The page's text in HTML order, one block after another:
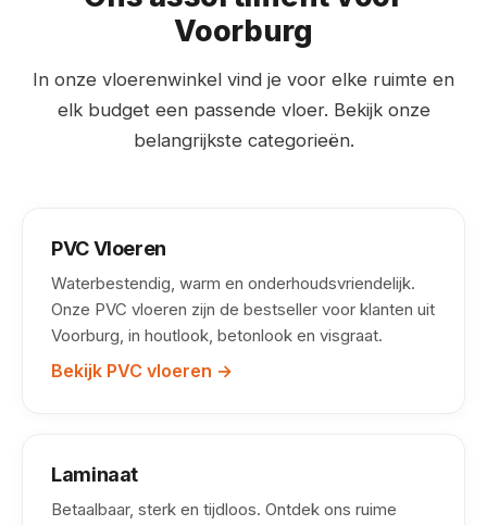
Voorburg
In onze vloerenwinkel vind je voor elke ruimte en
elk budget een passende vloer. Bekijk onze
belangrijkste categorieën.
PVC Vloeren
Waterbestendig, warm en onderhoudsvriendelijk.
Onze PVC vloeren zijn de bestseller voor klanten uit
Voorburg, in houtlook, betonlook en visgraat.
Bekijk PVC vloeren →
Laminaat
Betaalbaar, sterk en tijdloos. Ontdek ons ruime